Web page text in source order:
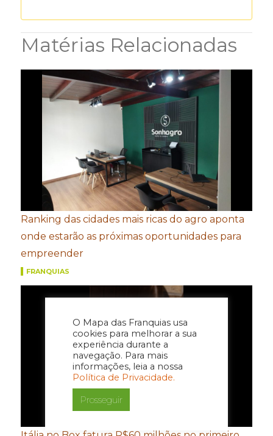
O Mapa das Franquias usa
cookies para melhorar a sua
experiência durante a
navegação. Para mais
informações, leia a nossa
Política de Privacidade.
Prosseguir
Matérias Relacionadas
Ranking das cidades mais ricas do agro aponta
onde estarão as próximas oportunidades para
empreender
FRANQUIAS